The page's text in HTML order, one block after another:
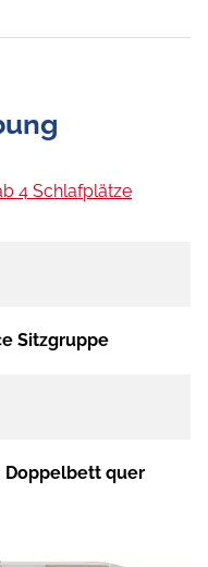
4 Schlafplätze
Sitzgruppe
Doppelbett quer